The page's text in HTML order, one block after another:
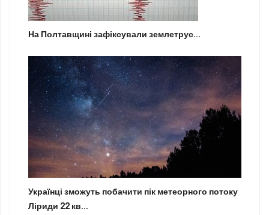
На Полтавщині зафіксували землетрус...
Українці зможуть побачити пік метеорного потоку
Ліриди 22 кв...